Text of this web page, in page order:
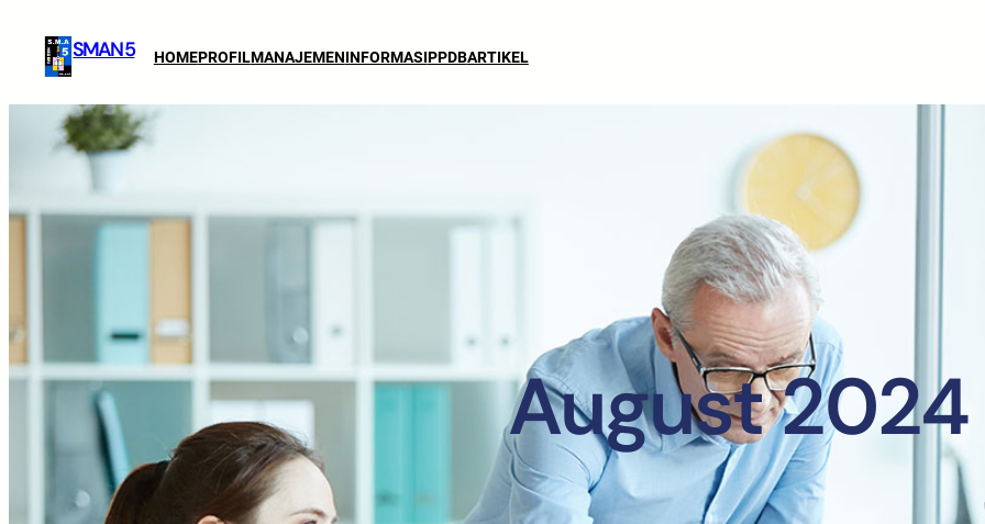
SMAN 5 HOMEPROFILMANAJEMENINFORMASIPPDBARTIKEL
August 2024